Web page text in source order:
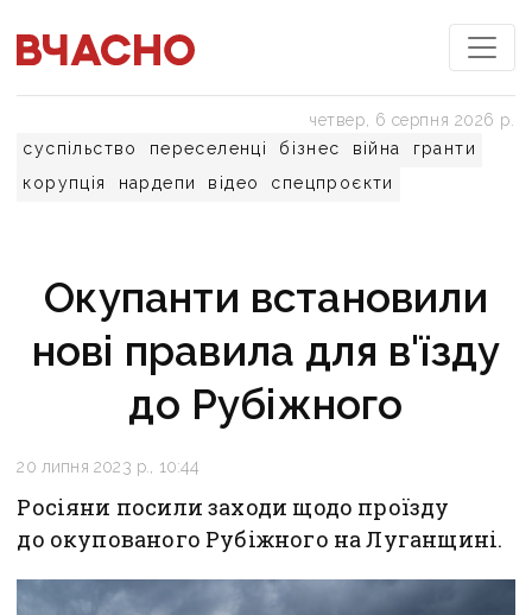
суспільство переселенці бізнес війна
гранти
корупція
нардепи відео спецпроєкти
четвер, 6 серпня 2026 р.
Окупанти встановили
нові правила для в'їзду
до Рубіжного
20 липня 2023 р., 10:44
Росіяни посили заходи щодо проїзду
до окупованого Рубіжного на Луганщині.